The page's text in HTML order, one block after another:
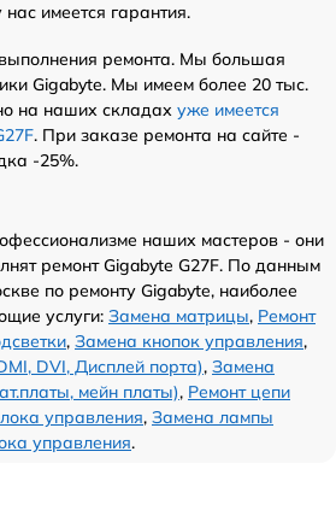
имеется гарантия.
ремонта. Мы большая
Gigabyte. Мы имеем более 20 тыс.
на наших складах уже имеется
. При заказе ремонта на сайте -
-25%.
наших мастеров - они
ремонт Gigabyte G27F. По данным
по ремонту Gigabyte, наиболее
услуги: Замена матрицы, Ремонт
, Замена кнопок управления,
DVI, Дисплей порта), Замена
мейн платы), Ремонт цепи
управления, Замена лампы
управления.